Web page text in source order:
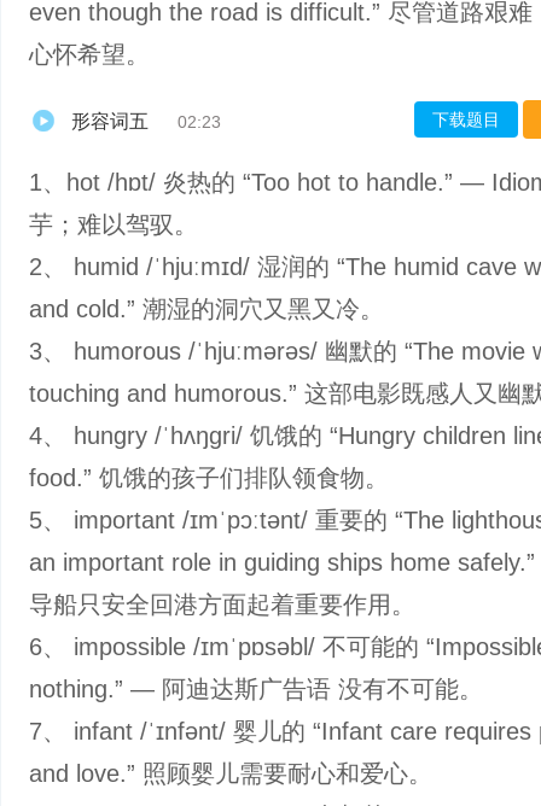
even though the road is difficult.” 尽管道路艰难
心怀希望。
形容词五 02:23 下载题目
1、hot /hɒt/ 炎热的 “Too hot to handle.” —
芋；难以驾驭。
2、 humid /ˈhjuːmɪd/ 湿润的 “The humid cave
and cold.” 潮湿的洞穴又黑又冷。
3、 humorous /ˈhjuːmərəs/ 幽默的 “The movie
touching and humorous.” 这部电影既感人又幽
4、 hungry /ˈhʌŋɡri/ 饥饿的 “Hungry children
food.” 饥饿的孩子们排队领食物。
5、 important /ɪmˈpɔːtənt/ 重要的 “The
an important role in guiding ships home
导船只安全回港方面起着重要作用。
6、 impossible /ɪmˈpɒsəbl/ 不可能的
nothing.” — 阿迪达斯广告语 没有不可能。
7、 infant /ˈɪnfənt/ 婴儿的 “Infant care requires
and love.” 照顾婴儿需要耐心和爱心。